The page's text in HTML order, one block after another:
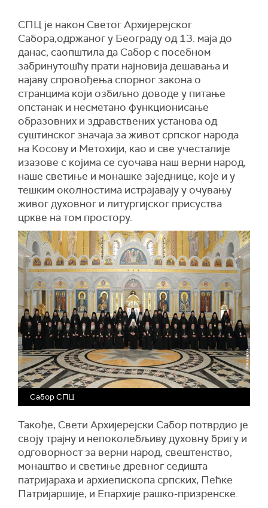
СПЦ је након Светог Архијерејског
Сабора,одржаног у Београду од 13. маја до
данас, саопштила да Сабор с посебном
забринутошћу прати најновија дешавања и
најаву спровођења спорног закона о
странцима који озбиљно доводе у питање
опстанак и несметано функционисање
образовних и здравствених установа од
суштинског значаја за живот српског народа
на Косову и Метохији, као и све учесталије
изазове с којима се суочава наш верни народ,
наше светиње и монашке заједнице, које и у
тешким околностима истрајавају у очувању
живог духовног и литургијског присуства
цркве на том простору.
Сабор СПЦ
Такође, Свети Архијерејски Сабор потврдио је
своју трајну и непоколебљиву духовну бригу и
одговорност за верни народ, свештенство,
монаштво и светиње древног седишта
патријараха и архиепископа српских, Пећке
Патријаршије, и Епархије рашко-призренске.